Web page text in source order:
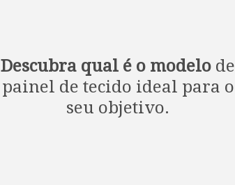
Descubra qual é o modelo de
painel de tecido ideal para o
seu objetivo.